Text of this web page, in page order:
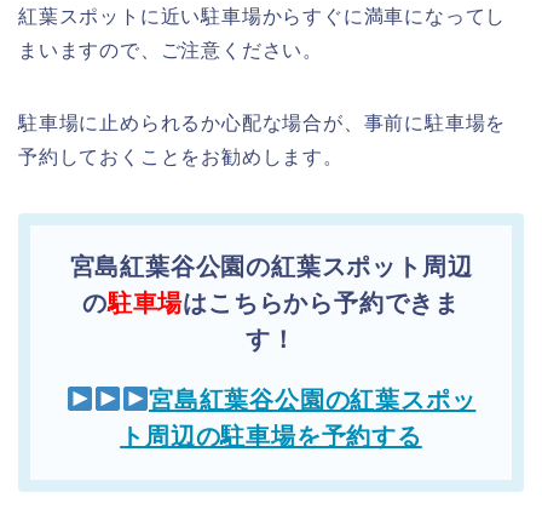
紅葉スポットに近い駐車場からすぐに満車になってし
まいますので、ご注意ください。
駐車場に止められるか心配な場合が、事前に駐車場を
予約しておくことをお勧めします。
宮島紅葉谷公園の紅葉スポット周辺
の駐車場はこちらから予約できま
す！
宮島紅葉谷公園の紅葉スポッ
ト周辺の駐車場を予約する